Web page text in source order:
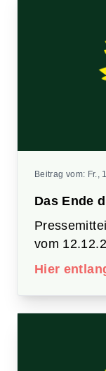
Beitrag vom: Fr.,
Das Ende
vom
Hier